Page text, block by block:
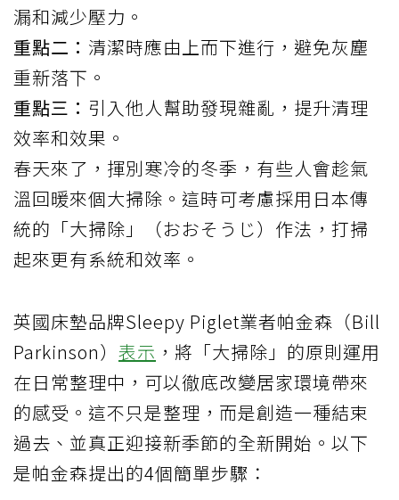
漏和減少壓力。
重點二： 清潔時應由上而下進行，避免灰塵
重新落下。
重點三： 引入他人幫助發現雜亂，提升清理
效率和效果。
春天來了，揮別寒冷的冬季，有些人會趁氣
溫回暖來個大掃除 。這時可考慮採用日本傳
統的「大掃除」（おおそうじ）作法，打掃
起來更有系統和效率。
英國床墊品牌Sleepy Piglet業者帕金森（Bill
Parkinson） 表示 ，將「大掃除」的原則運用
在日常整理中，可以徹底改變居家環境帶來
的感受。這不只是整理，而是創造一種結束
過去、並真正迎接新季節的全新開始。以下
是帕金森提出的4個簡單步驟：